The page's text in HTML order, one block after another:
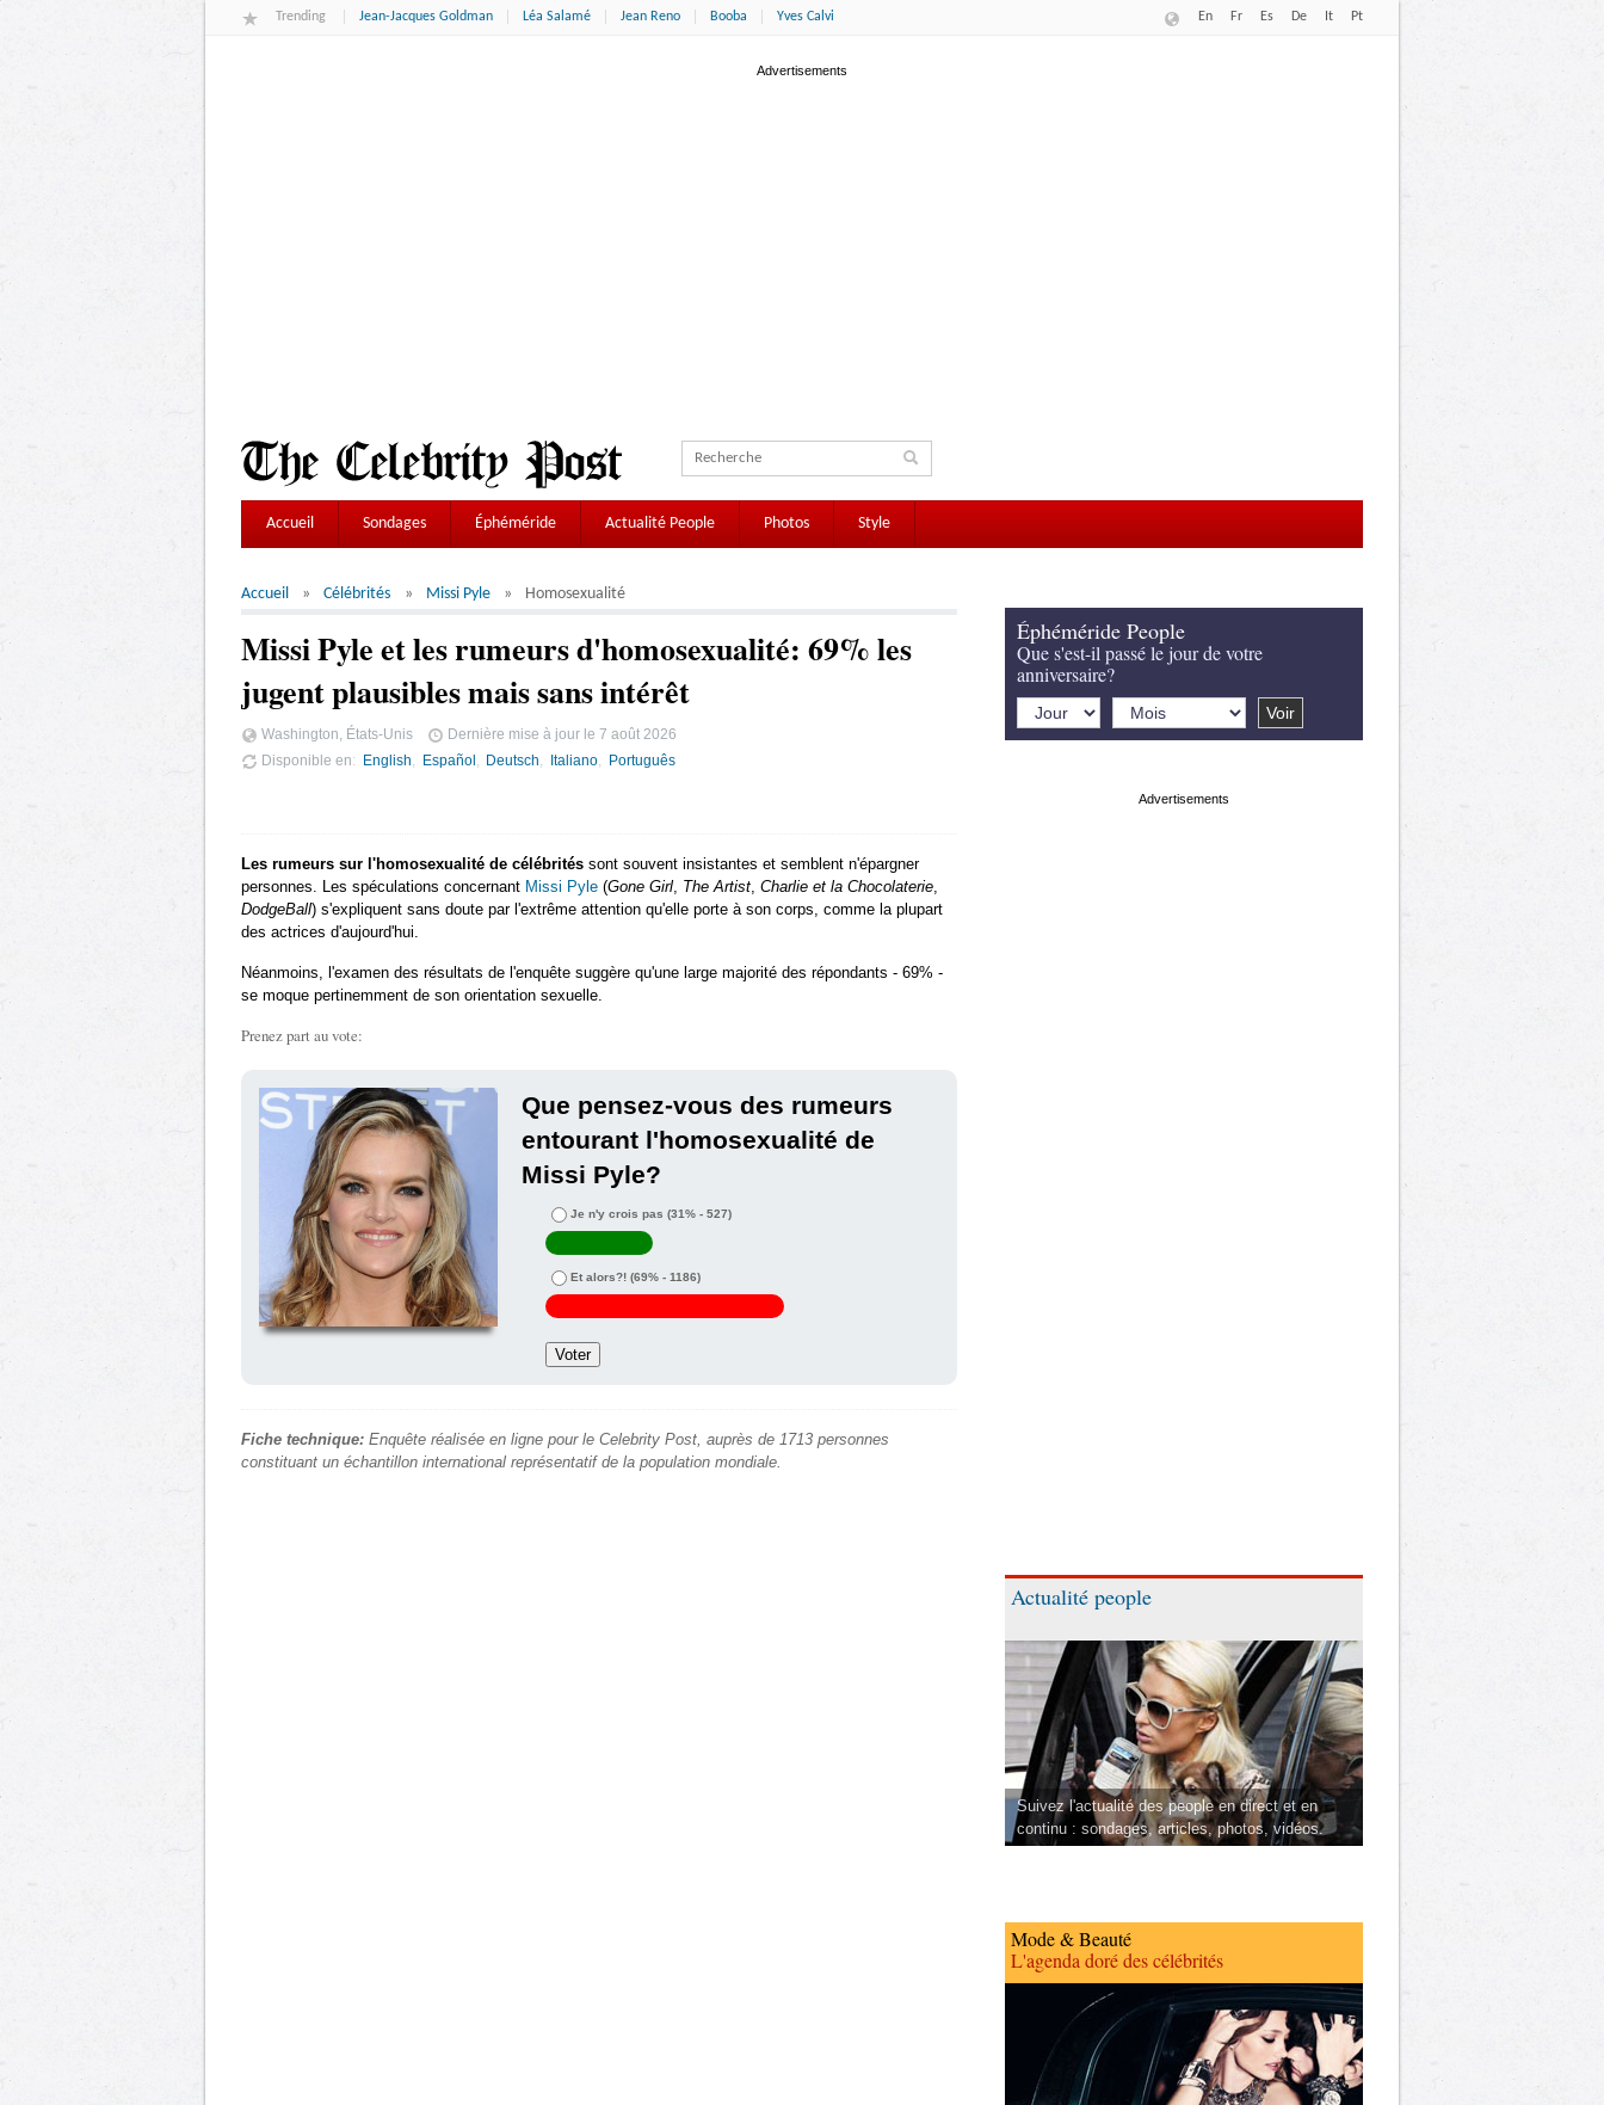
Trending Jean-Jacques Goldman Léa Salamé Jean Reno Booba Yves Calvi En Fr Es De It Pt
Accueil Sondages Éphéméride Actualité People Photos Style
Accueil Célébrités Missi Pyle Homosexualité
Missi Pyle et les rumeurs d'homosexualité: 69% les
jugent plausibles mais sans intérêt
Washington, États-Unis Dernière mise à jour le 7 août 2026
Disponible en
English Español Deutsch Italiano Português
Les rumeurs sur l'homosexualité de célébrités sont souvent insistantes et semblent n'épargner
personnes. Les spéculations concernant Missi Pyle (Gone Girl The Artist Charlie et la Chocolaterie
DodgeBall) s'expliquent sans doute par l'extrême attention qu'elle porte à son corps, comme la plupart
des actrices d'aujourd'hui.
Néanmoins, l'examen des résultats de l'enquête suggère qu'une large majorité des répondants - 69% -
se moque pertinemment de son orientation sexuelle.
Prenez part au vote:
Que pensez-vous des rumeurs
entourant l'homosexualité de
Missi Pyle?
Je n'y crois pas (31% - 527)
Et alors?! (69% - 1186)
Fiche technique: Enquête réalisée en ligne pour le Celebrity Post, auprès de 1713 personnes
constituant un échantillon international représentatif de la population mondiale.
Éphéméride People
Que s'est-il passé le jour de votre
anniversaire?
Actualité people
Suivez l'actualité des people en direct et en
continu : sondages, articles, photos, vidéos.
Mode & Beauté
L'agenda doré des célébrités